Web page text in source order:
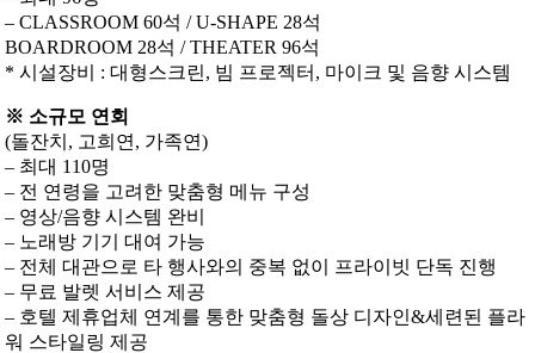
– CLASSROOM 60석 / U-SHAPE 28석
BOARDROOM 28석 / THEATER 96석
* 시설장비 : 대형스크린, 빔 프로젝터, 마이크 및 음향 시스템
※ 소규모 연회
(돌잔치, 고희연, 가족연)
– 최대 110명
– 전 연령을 고려한 맞춤형 메뉴 구성
– 영상/음향 시스템 완비
– 노래방 기기 대여 가능
– 전체 대관으로 타 행사와의 중복 없이 프라이빗 단독 진행
– 무료 발렛 서비스 제공
– 호텔 제휴업체 연계를 통한 맞춤형 돌상 디자인&세련된 플라
워 스타일링 제공